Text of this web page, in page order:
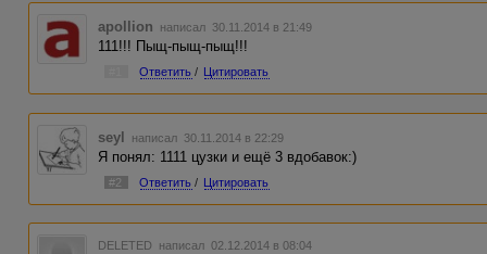
apollion написал 30.11.2014 в 21:49
111!!! Пыщ-пыщ-пыщ!!!
Ответить / Цитировать
seyl написал 30.11.2014 в 22:29
Я понял: 1111 цузки и ещё 3 вдобавок:)
#2 Ответить / Цитировать
DELETED написал 02.12.2014 в 08:04